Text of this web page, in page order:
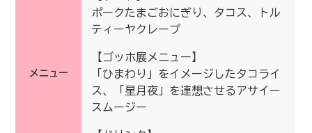
メニュー
ポークたまごおにぎり、タコス、トル
ティーヤクレープ
【ゴッホ展メニュー】
「ひまわり」をイメージしたタコライ
ス、「星月夜」を連想させるアサイー
スムージー